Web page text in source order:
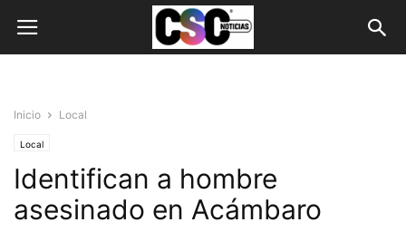
Inicio Local
Local
Identifican a hombre
asesinado en Acámbaro